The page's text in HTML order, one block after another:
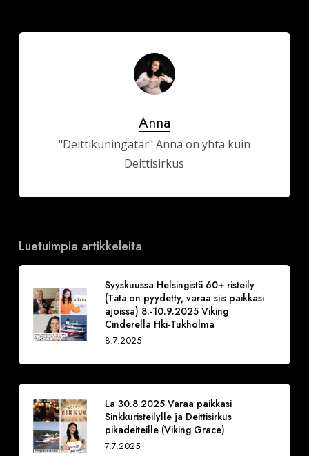
Anna
"Deittikuningatar" Anna on yhtä kuin
Deittisirkus
Luetuimpia artikkeleita
Syyskuussa Helsingistä 60+ risteily
(Tätä on pyydetty, varaa siis paikkasi
ajoissa) 8.-10.9.2025 Viking
Cinderella Hki-Tukholma
8.7.2025
La 30.8.2025 Varaa paikkasi
Sinkkuristeilylle ja Deittisirkus
pikadeiteille (Viking Grace)
7.7.2025